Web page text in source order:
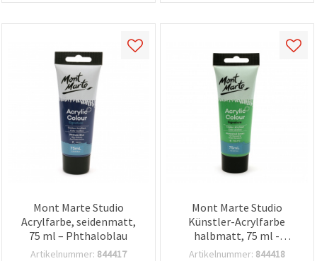
Mont Marte Studio
Acrylfarbe, seidenmatt,
75 ml – Phthaloblau
Artikelnummer: 844417
Mont Marte Studio
Künstler-Acrylfarbe
halbmatt, 75 ml -
Monastral-Grün
Artikelnummer: 844418